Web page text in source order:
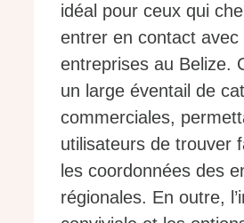
idéal pour ceux qui
entrer en contact avec
entreprises au Belize.
un large éventail de
commerciales,
utilisateurs de trouver
les coordonnées des
régionales. En outre,